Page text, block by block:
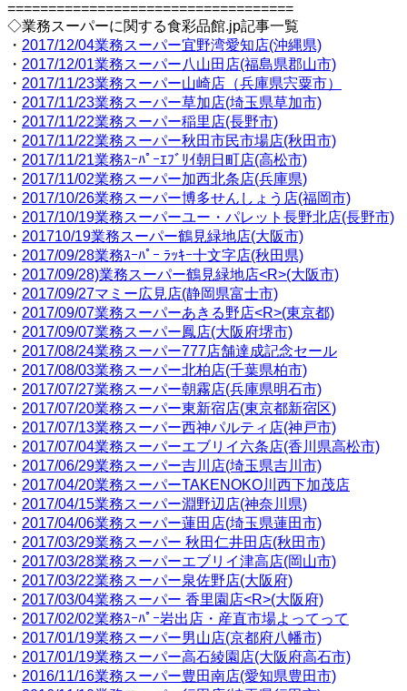
===================================
◇業務スーパーに関する食彩品館.jp記事一覧
・ 2017/12/04業務スーパー宜野湾愛知店(沖縄県)
・ 2017/12/01業務スーパー八山田店(福島県郡山市)
・ 2017/11/23業務スーパー山崎店（兵庫県宍粟市）
・ 2017/11/23業務スーパー草加店(埼玉県草加市)
・ 2017/11/22業務スーパー稲里店(長野市)
・ 2017/11/22業務スーパー秋田市民市場店(秋田市)
・ 2017/11/21業務ｽｰﾊﾟｰｴﾌﾞﾘｲ朝日町店(高松市)
・ 2017/11/02業務スーパー加西北条店(兵庫県)
・ 2017/10/26業務スーパー博多せんしょう店(福岡市)
・ 2017/10/19業務スーパーユー・パレット長野北店(長野市)
・ 201710/19業務スーパー鶴見緑地店(大阪市)
・ 2017/09/28業務ｽｰﾊﾟｰ ﾗｯｷｰ十文字店(秋田県)
・ 2017/09/28)業務スーパー鶴見緑地店<R>(大阪市)
・ 2017/09/27マミー広見店(静岡県富士市)
・ 2017/09/07業務スーパーあきる野店<R>(東京都)
・ 2017/09/07業務スーパー鳳店(大阪府堺市)
・ 2017/08/24業務スーパー777店舗達成記念セール
・ 2017/08/03業務スーパー北柏店(千葉県柏市)
・ 2017/07/27業務スーパー朝霧店(兵庫県明石市)
・ 2017/07/20業務スーパー東新宿店(東京都新宿区)
・ 2017/07/13業務スーパー西神パルティ店(神戸市)
・ 2017/07/04業務スーパーエブリイ六条店(香川県高松市)
・ 2017/06/29業務スーパー吉川店(埼玉県吉川市)
・ 2017/04/20業務スーパーTAKENOKO川西下加茂店
・ 2017/04/15業務スーパー淵野辺店(神奈川県)
・ 2017/04/06業務スーパー蓮田店(埼玉県蓮田市)
・ 2017/03/29業務スーパー 秋田仁井田店(秋田市)
・ 2017/03/28業務スーパーエブリイ津高店(岡山市)
・ 2017/03/22業務スーパー泉佐野店(大阪府)
・ 2017/03/04業務スーパー 香里園店<R>(大阪府)
・ 2017/02/02業務ｽｰﾊﾟｰ岩出店・産直市場よってって
・ 2017/01/19業務スーパー男山店(京都府八幡市)
・ 2017/01/19業務スーパー高石綾園店(大阪府高石市)
・ 2016/11/16業務スーパー豊田南店(愛知県豊田市)